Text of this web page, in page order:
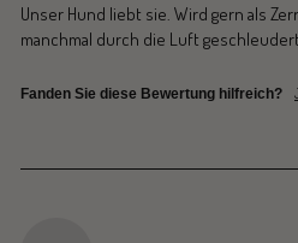
Unser Hund liebt sie. Wird gern als
manchmal durch die Luft geschleudert.
Fanden Sie diese Bewertung hilfreich?